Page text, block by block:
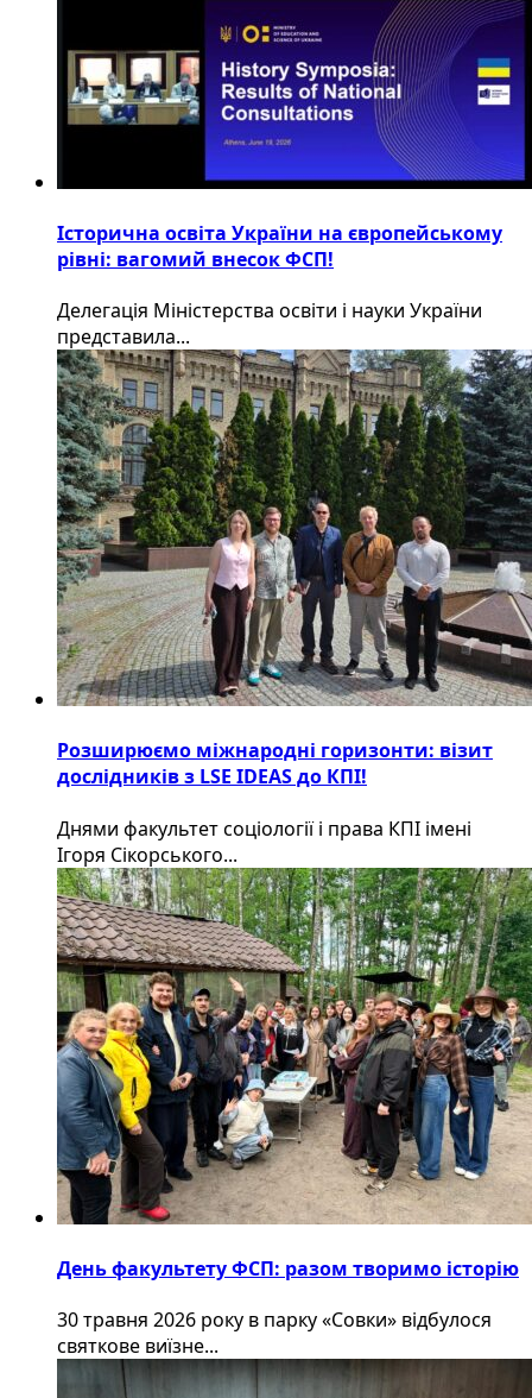
Історична освіта України на європейському
рівні: вагомий внесок ФСП!
Делегація Міністерства освіти і науки України
представила...
Розширюємо міжнародні горизонти: візит
дослідників з LSE IDEAS до КПІ!
Днями факультет соціології і права КПІ імені
Ігоря Сікорського...
День факультету ФСП: разом творимо історію
30 травня 2026 року в парку «Совки» відбулося
святкове виїзне...